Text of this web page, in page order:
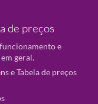
de preços
e
geral.
e Tabela de preços